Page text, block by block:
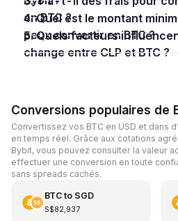
en BTC ?
4. Quel est le montant minimum de CLP que je
peux convertir en BTC ?
5. Quels facteurs influencent le taux de
change entre CLP et BTC ?
Conversions populaires de
Convertissez vos BTC en USD et dans
en temps réel. Grâce aux cotations
Bybit, vous pouvez consulter la valeur
effectuer une conversion en toute
sans spreads cachés.
BTCto SGD
S$82,937